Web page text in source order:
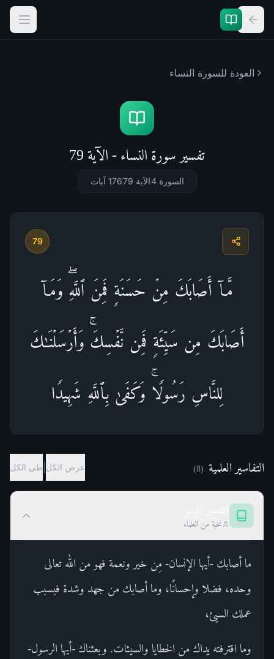
العودة للسورة النساء
تفسير سورة النساء - الآية 79
السورة 4 الآية 79 176 آيات
79
مَّاۤ أَصَابَكَ مِنۡ حَسَنَةࣲ فَمِنَ ٱللَّهِۖ وَمَاۤ
أَصَابَكَ مِن سَیِّئَةࣲ فَمِن نَّفۡسِكَۚ وَأَرۡسَلۡنَـٰكَ
لِلنَّاسِ رَسُولࣰاۚ وَكَفَىٰ بِٱللَّهِ شَهِیدࣰا
التفاسير العلمية (
8
) عرض الكل طي الكل
نخبة من العلماء
ما أصابك -أيها الإنسان- مِن خير ونعمة فهو من الله تعالى
وحده، فضلا وإحسانًا، وما أصابك من جهد وشدة فبسبب
عملك السيئ،
وما اقترفته يداك من الخطايا والسيئات. وبعثناك -أيها الرسول-